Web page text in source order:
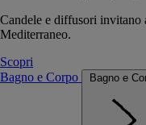
Candele e diffusori
Mediterraneo.
Scopri
Bagno e Corpo
Bagno e